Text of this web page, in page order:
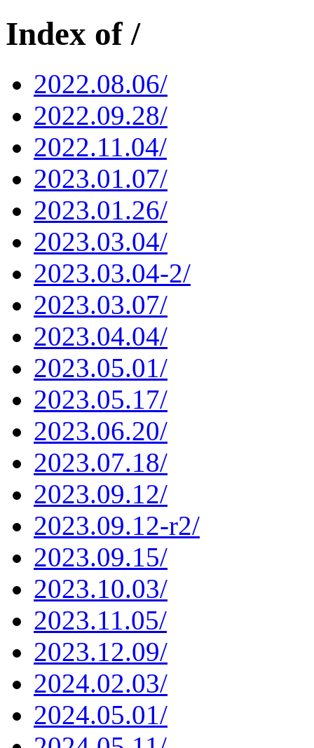
Index of /
2022.08.06/
2022.09.28/
2022.11.04/
2023.01.07/
2023.01.26/
2023.03.04/
2023.03.04-2/
2023.03.07/
2023.04.04/
2023.05.01/
2023.05.17/
2023.06.20/
2023.07.18/
2023.09.12/
2023.09.12-r2/
2023.09.15/
2023.10.03/
2023.11.05/
2023.12.09/
2024.02.03/
2024.05.01/